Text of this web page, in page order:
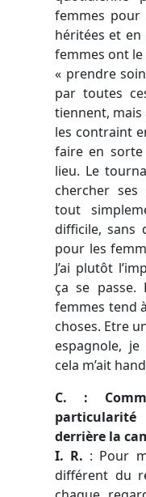
femmes
héritées et en
femmes ont le
« prendre
par toutes
tiennent, mais
les contraint
faire en sorte
lieu. Le
chercher ses
tout
difficile, sans
pour les
J’ai plutôt
ça se passe.
femmes tend
choses. Etre
espagnole, je
cela m’ait
C. :
derrière la
I. R. : Pour
différent du